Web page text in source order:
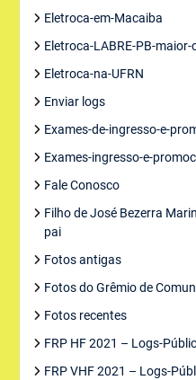
Eletroca-em-Macaiba
Eletroca-LABRE-PB-
Eletroca-na-UFRN
Enviar logs
Exames-de-ingresso-e-
Exames-ingresso-e-
Fale Conosco
Filho de José Bezerra
pai
Fotos antigas
Fotos do Grêmio de
Fotos recentes
FRP HF 2021 – Logs-
FRP VHF 2021 – Logs-